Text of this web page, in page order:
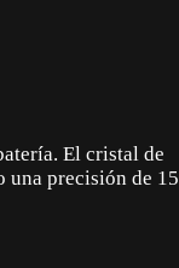
El cristal de
una precisión de 15